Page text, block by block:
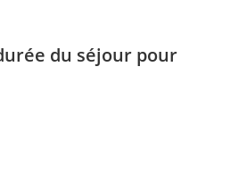
du séjour pour